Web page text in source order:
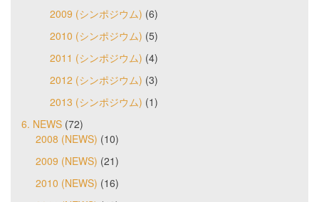
2009 (シンポジウム) (6)
2010 (シンポジウム) (5)
2011 (シンポジウム) (4)
2012 (シンポジウム) (3)
2013 (シンポジウム) (1)
6. NEWS (72)
2008 (NEWS) (10)
2009 (NEWS) (21)
2010 (NEWS) (16)